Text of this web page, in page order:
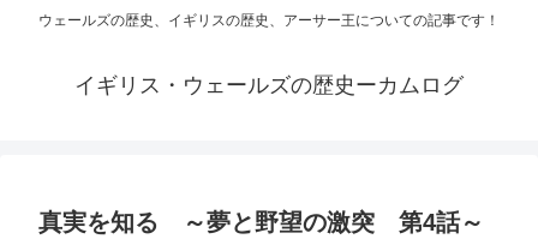
ウェールズの歴史、イギリスの歴史、アーサー王についての記事です！
イギリス・ウェールズの歴史ーカムログ
真実を知る ～夢と野望の激突 第4話～